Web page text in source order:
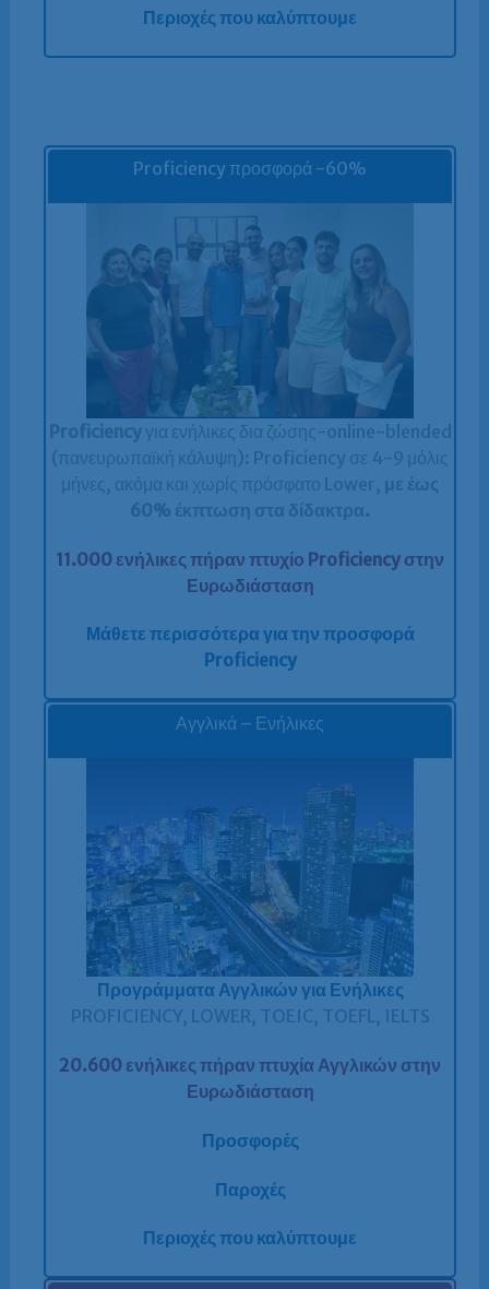
Περιοχές που καλύπτουμε
Proficiency προσφορά -60%
Proficiencyγια ενήλικες δια ζώσης-online-blended
(πανευρωπαϊκή κάλυψη): Proficiency σε 4-9 μόλις
μήνες, ακόμα και χωρίς πρόσφατο Lower, με έως
60% έκπτωση στα δίδακτρα.
11.000 ενήλικες πήραν πτυχίο Proficiency στην
Ευρωδιάσταση
Μάθετε περισσότερα για την προσφορά
Proficiency
Αγγλικά – Ενήλικες
Προγράμματα Αγγλικών για Ενήλικες
PROFICIENCY, LOWER, TOEIC, TOEFL, IELTS
20.600 ενήλικες πήραν πτυχία Αγγλικών στην
Ευρωδιάσταση
Προσφορές
Παροχές
Περιοχές που καλύπτουμε